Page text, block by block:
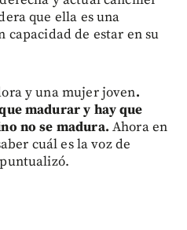
que ella es una
capacidad de estar en su
y una mujer joven.
madurar y hay que
no se madura. Ahora en
cuál es la voz de